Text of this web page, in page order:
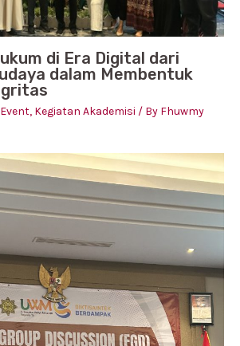
di Era Digital dari
dalam Membentuk
Event, Kegiatan Akademisi / By Fhuwmy